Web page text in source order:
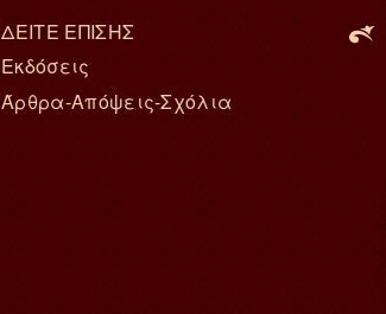
ΔΕΙΤΕ ΕΠΙΣΗΣ
Εκδόσεις
Άρθρα-Απόψεις-Σχόλια